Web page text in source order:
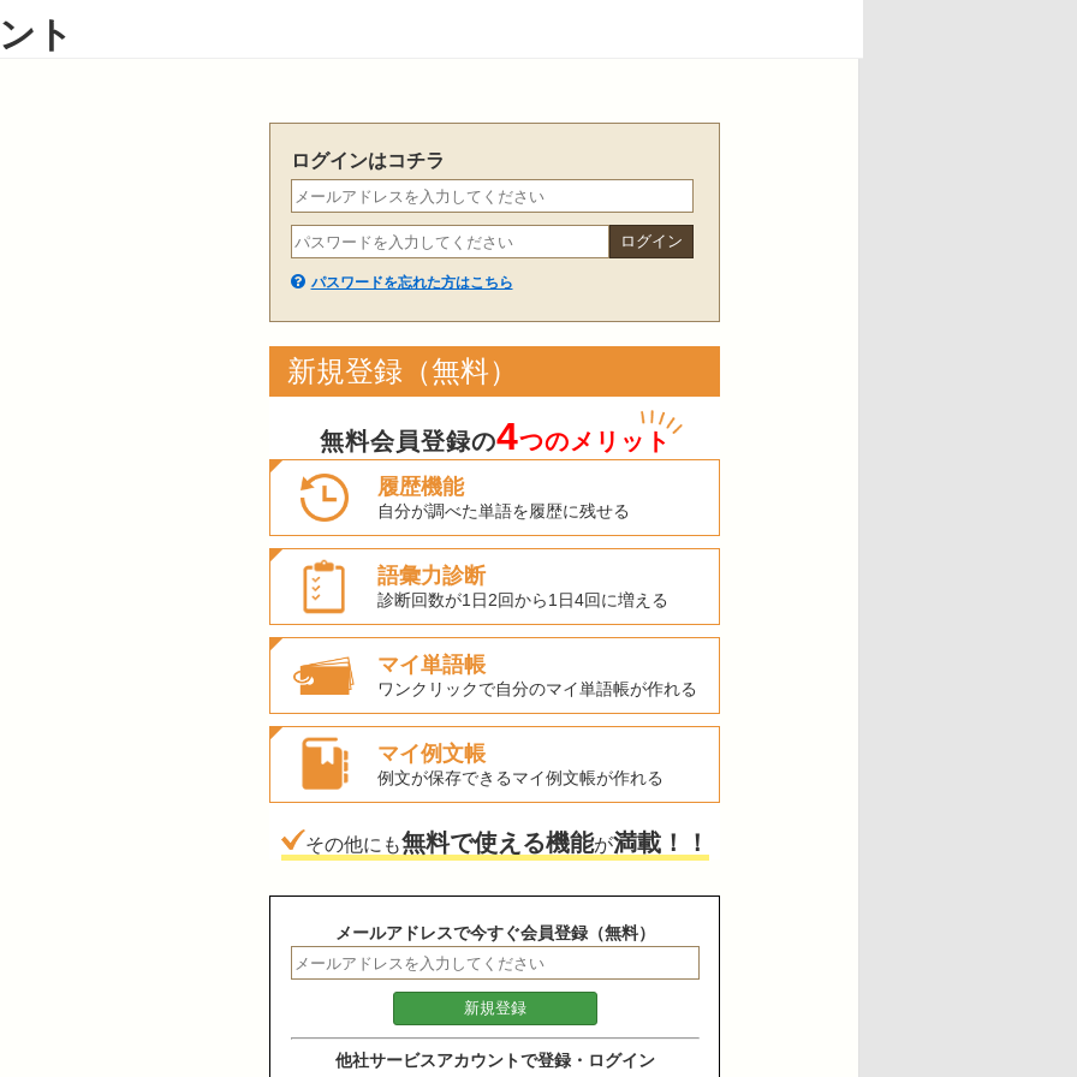
ト
ログインはコチラ
パスワードを忘れた方はこちら
新規登録（無料）
無料会員登録の4つのメリット
履歴機能
自分が調べた単語を履歴に残せる
語彙力診断
診断回数が1日2回から1日4回に増える
マイ単語帳
ワンクリックで自分のマイ単語帳が作れる
マイ例文帳
例文が保存できるマイ例文帳が作れる
その他にも無料で使える機能が満載！！
メールアドレスで今すぐ会員登録（無料）
他社サービスアカウントで登録・ログイン